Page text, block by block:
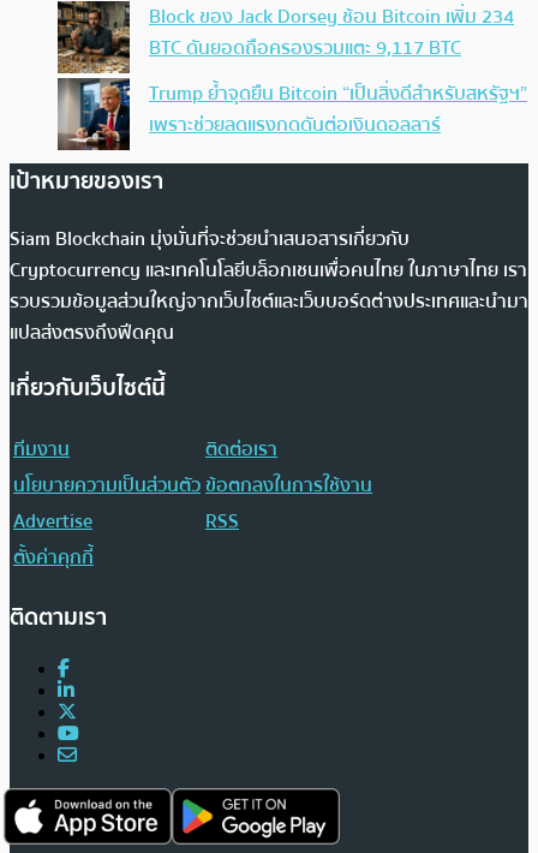
Block ของ Jack Dorsey ช้อน Bitcoin เพิ่ม 234
BTC ดันยอดถือครองรวมแตะ 9,117 BTC
Trump ย้ำจุดยืน Bitcoin “เป็นสิ่งดีสำหรับสหรัฐฯ”
เพราะช่วยลดแรงกดดันต่อเงินดอลลาร์
เป้าหมายของเรา
Siam Blockchain มุ่งมั่นที่จะช่วยนำเสนอสารเกี่ยวกับ
Cryptocurrency และเทคโนโลยีบล็อกเชนเพื่อคนไทย ในภาษาไทย เรา
รวบรวมข้อมูลส่วนใหญ่จากเว็บไซต์และเว็บบอร์ดต่างประเทศและนำมา
แปลส่งตรงถึงฟีดคุณ
เกี่ยวกับเว็บไซต์นี้
ทีมงาน
ติดต่อเรา
นโยบายความเป็นส่วนตัวข้อตกลงในการใช้งาน
Advertise
RSS
ตั้งค่าคุกกี้
ติดตามเรา